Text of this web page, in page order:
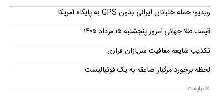
ویدیو؛ حمله خلبانان ایرانی بدون GPS به پایگاه آمریکا
قیمت طلا جهانی امروز پنجشنبه ۱۵ مرداد ۱۴۰۵
تکذیب شایعه معافیت سربازان فراری
لحظه برخورد مرگبار صاعقه به یک فوتبالیست
تبلیغات